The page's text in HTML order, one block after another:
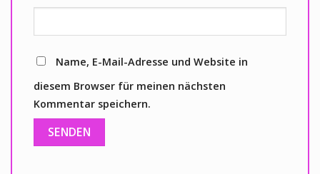
Name, E-Mail-Adresse und Website in
diesem Browser für meinen nächsten
Kommentar speichern.